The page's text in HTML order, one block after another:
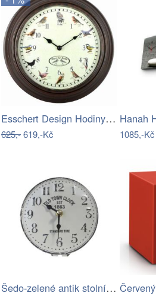
Esschert Design Hodiny se zvuky ptáků…
625,-619,-Kč 1085,-Kč
Šedo-zelené antik stolní hodiny Old…